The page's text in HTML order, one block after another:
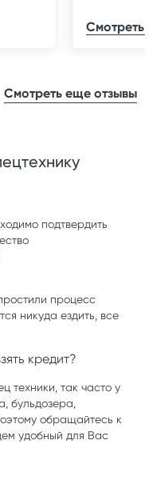
Смотреть
Смотреть еще отзывы
подтвердить
процесс
никуда ездить, все
кредит?
техники, так часто у
бульдозера,
обращайтесь к
удобный для Вас